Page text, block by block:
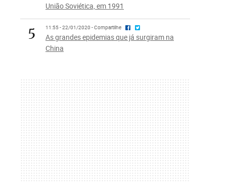
União Soviética, em 1991
5 11:55 - 22/01/2020 - Compartilhe
As grandes epidemias que já surgiram na
China